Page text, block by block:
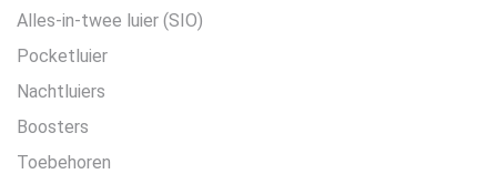
Alles-in-twee luier (SIO)
Pocketluier
Nachtluiers
Boosters
Toebehoren